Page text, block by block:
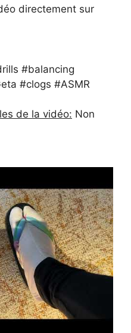
directement sur
#balancing
#clogs #ASMR
de la vidéo: Non